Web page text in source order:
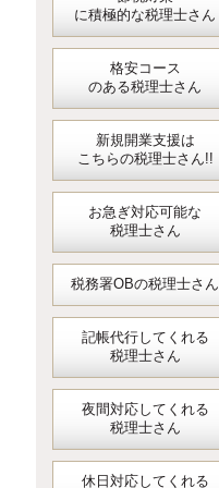
に積極的な税理士さん
格安コース
のある税理士さん
新規開業支援は
こちらの税理士さん!!
お急ぎ対応可能な
税理士さん
税務署OBの税理士さん
記帳代行してくれる
税理士さん
夜間対応してくれる
税理士さん
休日対応してくれる